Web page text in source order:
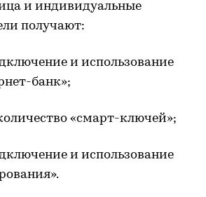
и индивидуальные
получают:
и использование
банк»;
«смарт-ключей»;
и использование